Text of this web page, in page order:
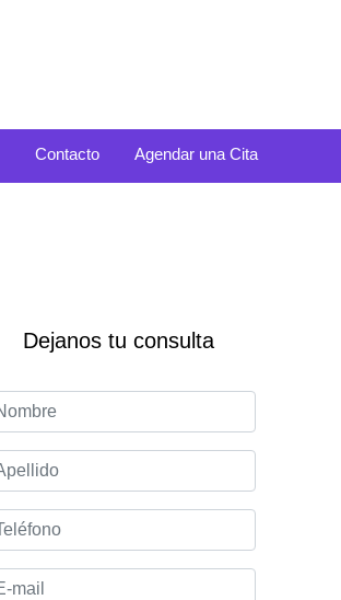
Contacto Agendar una Cita
Dejanos tu consulta